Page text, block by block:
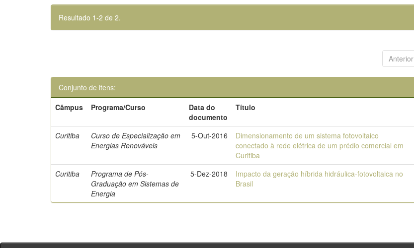
Resultado 1-2 de 2.
Anterior
Conjunto de itens:
Câmpus
Programa/Curso
Data do
documento
Título
Curitiba
Curso de Especialização em
Energias Renováveis
5-Out-2016
Dimensionamento de um sistema fotovoltaico
conectado à rede elétrica de um prédio comercial em
Curitiba
Curitiba
Programa de Pós-
Graduação em Sistemas de
Energia
5-Dez-2018
Impacto da geração híbrida hidráulica-fotovoltaica no
Brasil